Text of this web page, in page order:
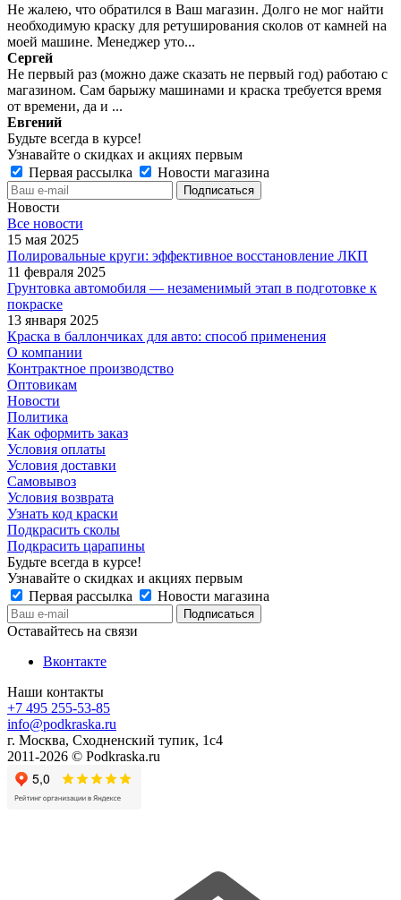
Не жалею, что обратился в Ваш магазин. Долго не мог найти
необходимую краску для ретуширования сколов от камней на
моей машине. Менеджер уто...
Сергей
Не первый раз (можно даже сказать не первый год) работаю с
магазином. Сам барыжу машинами и краска требуется время
от времени, да и ...
Евгений
Будьте всегда в курсе!
Узнавайте о скидках и акциях первым
Первая рассылка
Новости магазина
Новости
Все новости
15 мая 2025
Полировальные круги: эффективное восстановление ЛКП
11 февраля 2025
Грунтовка автомобиля — незаменимый этап в подготовке к
покраске
13 января 2025
Краска в баллончиках для авто: способ применения
О компании
Контрактное производство
Оптовикам
Новости
Политика
Как оформить заказ
Условия оплаты
Условия доставки
Самовывоз
Условия возврата
Узнать код краски
Подкрасить сколы
Подкрасить царапины
Будьте всегда в курсе!
Узнавайте о скидках и акциях первым
Первая рассылка
Новости магазина
Оставайтесь на связи
Вконтакте
Наши контакты
+7 495 255-53-85
info@podkraska.ru
г. Москва, Сходненский тупик, 1с4
2011-2026 © Podkraska.ru